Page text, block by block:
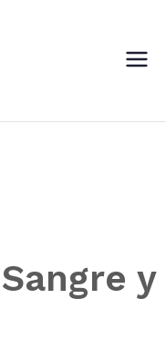
de Ayuda a Niños
y